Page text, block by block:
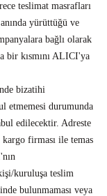
teslimat masrafları
yürüttüğü ve
bağlı olarak
bir kısmını ALICI'ya
bizatihi
etmemesi durumunda
edilecektir. Adreste
firması ile temas
kuruluşa teslim
bulunmaması veya